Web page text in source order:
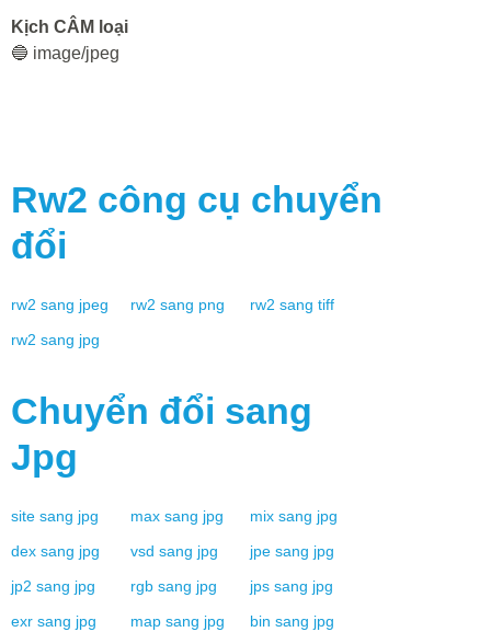
Kịch CÂM loại
🔵 image/jpeg
Rw2 công cụ chuyển
đổi
rw2 sang jpeg rw2 sang png rw2 sang tiff
rw2 sang jpg
Chuyển đổi sang
Jpg
site sang jpg max sang jpg mix sang jpg
dex sang jpg vsd sang jpg jpe sang jpg
jp2 sang jpg rgb sang jpg jps sang jpg
exr sang jpg map sang jpg bin sang jpg